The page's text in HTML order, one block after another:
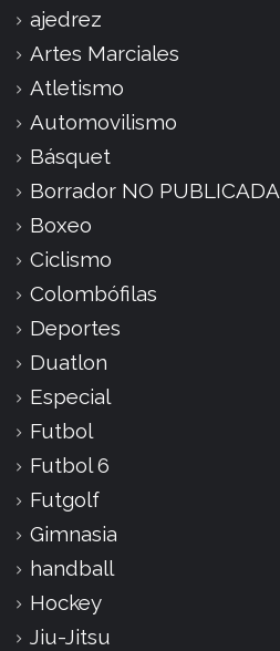
ajedrez
Artes Marciales
Atletismo
Automovilismo
Básquet
Borrador NO PUBLICADA
Boxeo
Ciclismo
Colombófilas
Deportes
Duatlon
Especial
Futbol
Futbol 6
Futgolf
Gimnasia
handball
Hockey
Jiu-Jitsu